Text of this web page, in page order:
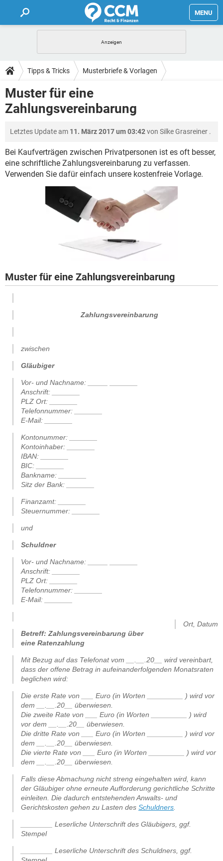
MENU
FORUM
TIPPS
LEXIKON
Tipps & Tricks Musterbriefe & Vorlagen
Muster für eine
Zahlungsvereinbarung
Letztes Update am 11. März 2017 um 03:42von Silke Grasreiner .
Bei Kaufverträgen zwischen Privatpersonen ist es oft besser,
eine schriftliche Zahlungsvereinbarung zu verfassen.
Verwenden Sie dafür einfach unsere kostenfreie Vorlage.
Muster für eine Zahlungsvereinbarung
Zahlungsvereinbarung
zwischen
Gläubiger
Vor- und Nachname: _____ _______
Anschrift: _______
PLZ Ort: _______
Telefonnummer: _______
E-Mail: _______
Kontonummer: _______
Kontoinhaber: _______
IBAN: _______
BIC: _______
Bankname: _______
Sitz der Bank: _______
Finanzamt: _______
Steuernummer: _______
und
Schuldner
Vor- und Nachname: _____ _______
Anschrift: _______
PLZ Ort: _______
Telefonnummer: _______
E-Mail: _______
Ort, Datum
Betreff: Zahlungsvereinbarung über
eine Ratenzahlung
Mit Bezug auf das Telefonat vom __.__.20__ wird vereinbart,
dass der offene Betrag in aufeinanderfolgenden Monatsraten
beglichen wird:
Die erste Rate von ___ Euro (in Worten _________ ) wird vor
dem __.__.20__ überwiesen.
Die zweite Rate von ___ Euro (in Worten _________ ) wird
vor dem __.__.20__ überwiesen.
Die dritte Rate von ___ Euro (in Worten _________ ) wird vor
dem __.__.20__ überwiesen.
Die vierte Rate von ___ Euro (in Worten _________ ) wird vor
dem __.__.20__ überwiesen.
Falls diese Abmachung nicht streng eingehalten wird, kann
der Gläubiger ohne erneute Aufforderung gerichtliche Schritte
einleiten. Die dadurch entstehenden Anwalts- und
Gerichtskosten gehen zu Lasten des Schuldners.
________ Leserliche Unterschrift des Gläubigers, ggf.
Stempel
________ Leserliche Unterschrift des Schuldners, ggf.